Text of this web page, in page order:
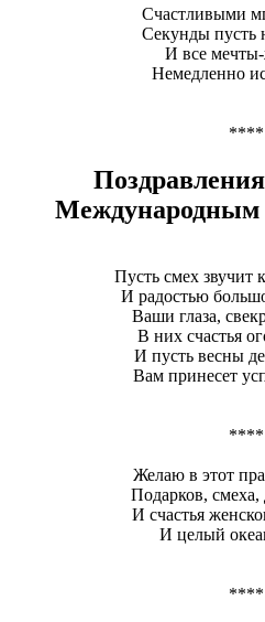
Счастливыми
Секунды пусть
И все
Немедленно
****
Международным
Пусть смех звучит
И радостью
Ваши глаза,
В них счастья
И пусть весны
Вам принесет
****
Желаю в этот
Подарков, смеха,
И счастья
И целый
****